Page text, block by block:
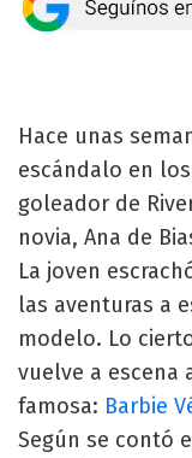
Hace unas
escándalo en
goleador de
novia, Ana de
La joven
las aventuras a
modelo. Lo
vuelve a escena
famosa: Barbie
Según se contó